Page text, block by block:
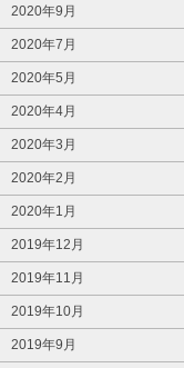
2020年9月
2020年7月
2020年5月
2020年4月
2020年3月
2020年2月
2020年1月
2019年12月
2019年11月
2019年10月
2019年9月